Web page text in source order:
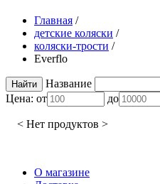
Главная /
детские коляски /
коляски-трости /
Everflo
Название
Цена: от до
< Нет продуктов >
О магазине